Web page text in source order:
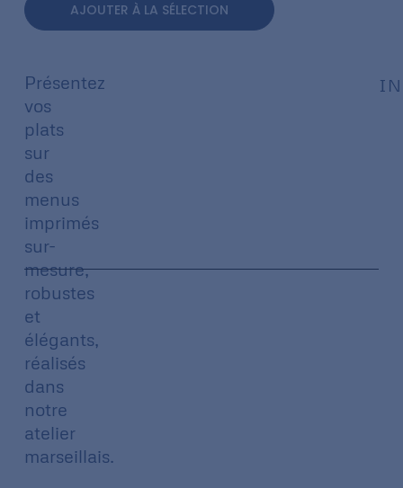
AJOUTER À LA SÉLECTION
Présentez
vos
plats
sur
des
menus
imprimés
sur-
mesure,
robustes
et
élégants,
réalisés
dans
notre
atelier
marseillais.